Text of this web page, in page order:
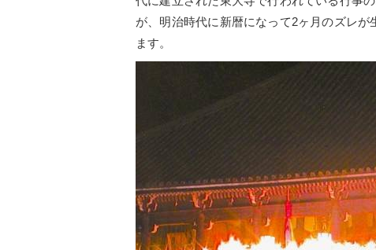
が、明治時代に新暦になって2ヶ月のズレ
ます。